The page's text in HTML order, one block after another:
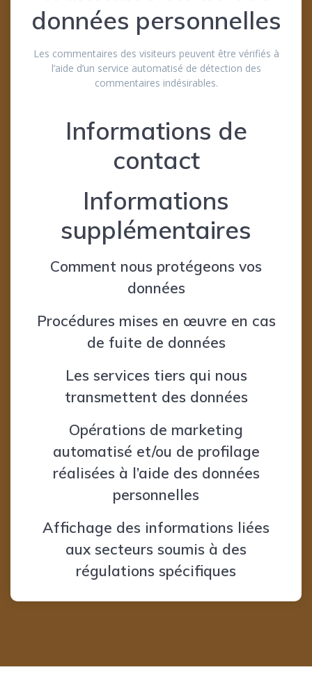
données personnelles
Les commentaires des visiteurs peuvent être vérifiés à
l’aide d’un service automatisé de détection des
commentaires indésirables.
Informations de
contact
Informations
supplémentaires
Comment nous protégeons vos
données
Procédures mises en œuvre en cas
de fuite de données
Les services tiers qui nous
transmettent des données
Opérations de marketing
automatisé et/ou de profilage
réalisées à l’aide des données
personnelles
Affichage des informations liées
aux secteurs soumis à des
régulations spécifiques